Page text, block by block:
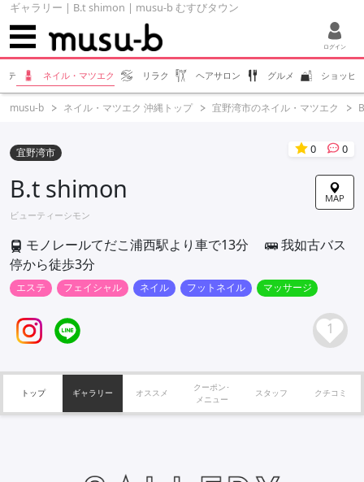
ギャラリー | B.t shimon | musu-b むすびタウン
ログイン
テ ネイル・マツエク リラク ヘアサロン グルメ ショッピ
musu-b ネイル・マツエク 沖縄トップ 宜野湾市のネイル・マツエク
宜野湾市 0 0
MAP
B.t shimon
ビューティーシモン
モノレールてだこ浦西駅より車で13分
我如古バス
停から徒歩3分
エステ フェイシャル ネイル フットネイル マッサージ
1
トップ ギャラリー オススメ
クーポン･
メニュー
スタッフ クチコミ